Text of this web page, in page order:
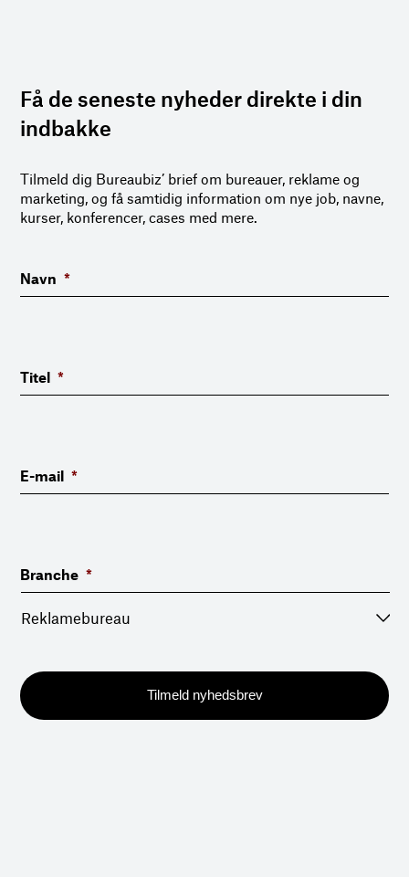
Få de seneste nyheder direkte i din
indbakke
Tilmeld dig Bureaubiz’ brief om bureauer, reklame og
marketing, og få samtidig information om nye job, navne,
kurser, konferencer, cases med mere.
Navn *
Titel *
E-mail *
Branche *